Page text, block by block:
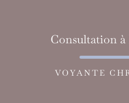
Consultation à
VOYANTE